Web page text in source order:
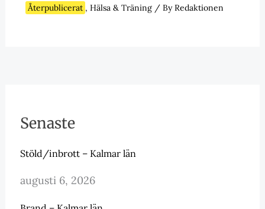
Återpublicerat , Hälsa & Träning/ ByRedaktionen
Senaste
Stöld/inbrott – Kalmar län
augusti 6, 2026